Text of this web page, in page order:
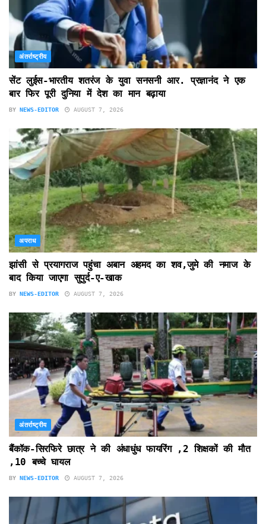
अंतर्राष्ट्रीय
सेंट लुईस-भारतीय शतरंज के युवा सनसनी आर. प्रज्ञानंद ने एक
बार फिर पूरी दुनिया में देश का मान बढ़ाया
BY NEWS-EDITOR AUGUST 7, 2026
अपराध
झांसी से प्रयागराज पहुंचा अबान अहमद का शव,जुमे की नमाज के
बाद किया जाएगा सुपुर्द-ए-खाक
BY NEWS-EDITOR AUGUST 7, 2026
अंतर्राष्ट्रीय
बैंकॉक-सिरफिरे छात्र ने की अंधाधुंध फायरिंग ,2 शिक्षकों की मौत
,10 बच्चे घायल
BY NEWS-EDITOR AUGUST 7, 2026